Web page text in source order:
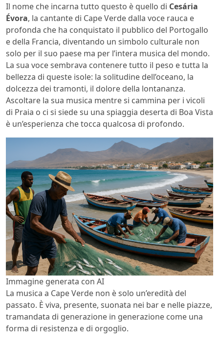
Il nome che incarna tutto questo è quello di Cesária
Évora, la cantante di Cape Verde dalla voce rauca e
profonda che ha conquistato il pubblico del Portogallo
e della Francia, diventando un simbolo culturale non
solo per il suo paese ma per l’intera musica del mondo.
La sua voce sembrava contenere tutto il peso e tutta la
bellezza di queste isole: la solitudine dell’oceano, la
dolcezza dei tramonti, il dolore della lontananza.
Ascoltare la sua musica mentre si cammina per i vicoli
di Praia o ci si siede su una spiaggia deserta di Boa Vista
è un’esperienza che tocca qualcosa di profondo.
Immagine generata con AI
La musica a Cape Verde non è solo un’eredità del
passato. È viva, presente, suonata nei bar e nelle piazze,
tramandata di generazione in generazione come una
forma di resistenza e di orgoglio.